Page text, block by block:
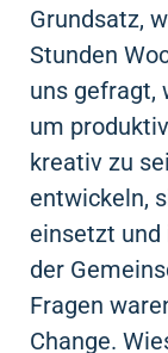
Grundsatz,
Stunden
uns gefragt,
um
kreativ zu
entwickeln,
einsetzt und
der
Fragen
Change.